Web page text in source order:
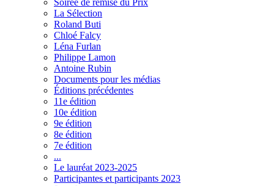
La Sélection
Roland Buti
Chloé Falcy
Léna Furlan
Philippe Lamon
Antoine Rubin
Documents pour les médias
Éditions précédentes
11e édition
10e édition
9e édition
8e édition
7e édition
...
Le lauréat 2023-2025
Participantes et participants 2023